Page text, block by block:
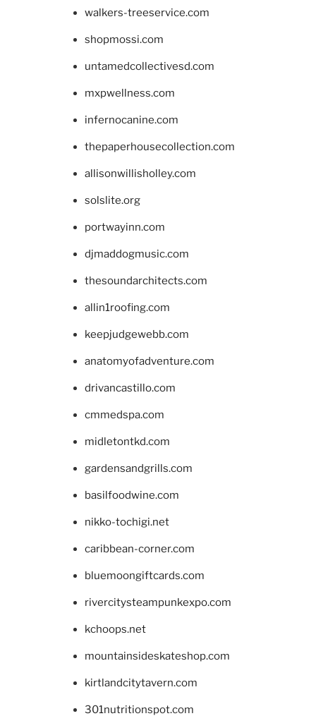
walkers-treeservice.com
shopmossi.com
untamedcollectivesd.com
mxpwellness.com
infernocanine.com
thepaperhousecollection.com
allisonwillisholley.com
solslite.org
portwayinn.com
djmaddogmusic.com
thesoundarchitects.com
allin1roofing.com
keepjudgewebb.com
anatomyofadventure.com
drivancastillo.com
cmmedspa.com
midletontkd.com
gardensandgrills.com
basilfoodwine.com
nikko-tochigi.net
caribbean-corner.com
bluemoongiftcards.com
rivercitysteampunkexpo.com
kchoops.net
mountainsideskateshop.com
kirtlandcitytavern.com
301nutritionspot.com